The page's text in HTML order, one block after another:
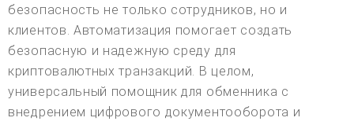
безопасность не только сотрудников, но и
клиентов. Автоматизация помогает создать
безопасную и надежную среду для
криптовалютных транзакций. В целом,
универсальный помощник для обменника с
внедрением цифрового документооборота и